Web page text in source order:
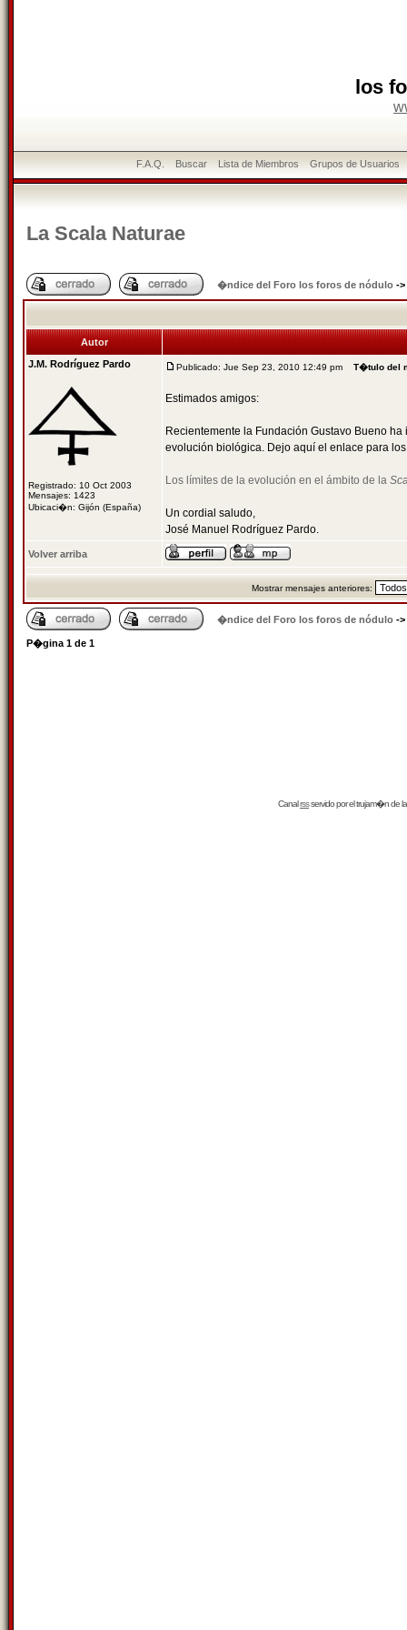
los
F.A.Q. Buscar Lista de Miembros Grupos de Usuarios
La Scala Naturae
�ndice del Foro los foros de nódulo ->
Autor
J.M. Rodríguez Pardo
Registrado: 10 Oct 2003
Mensajes: 1423
Ubicaci�n: Gijón (España)
Publicado: Jue Sep 23, 2010 12:49 pm T�tulo del
Estimados amigos:
Recientemente la Fundación Gustavo Bueno
evolución biológica. Dejo aquí el enlace para
Los límites de la evolución en el ámbito de la
Un cordial saludo,
José Manuel Rodríguez Pardo.
Volver arriba
Mostrar mensajes anteriores:
�ndice del Foro los foros de nódulo ->
P�gina 1 de 1
Canalrssservido por eltrujam�nde